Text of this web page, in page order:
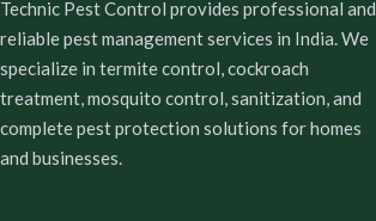
Technic Pest Control provides professional and
reliable pest management services in India. We
specialize in termite control, cockroach
treatment, mosquito control, sanitization, and
complete pest protection solutions for homes
and businesses.